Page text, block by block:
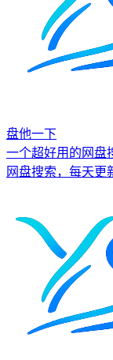
盘他一下
一个超好用的网盘
网盘搜索，每天更